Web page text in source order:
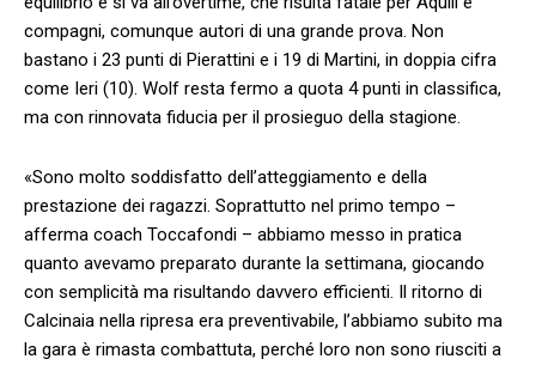
compagni, comunque autori di una grande prova. Non
bastano i 23 punti di Pierattini e i 19 di Martini, in doppia cifra
come Ieri (10). Wolf resta fermo a quota 4 punti in classifica,
ma con rinnovata fiducia per il prosieguo della stagione.
«Sono molto soddisfatto dell’atteggiamento e della
prestazione dei ragazzi. Soprattutto nel primo tempo –
afferma coach Toccafondi – abbiamo messo in pratica
quanto avevamo preparato durante la settimana, giocando
con semplicità ma risultando davvero efficienti. Il ritorno di
Calcinaia nella ripresa era preventivabile, l’abbiamo subito ma
la gara è rimasta combattuta, perché loro non sono riusciti a